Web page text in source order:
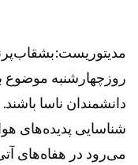
روزچهارشنبه
دانشمندان ناسا
شناسایی پدیده‌های
می‌رود در هفاه‌های